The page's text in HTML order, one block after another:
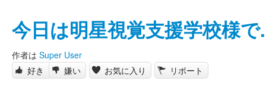
今日は明星視覚支援学校様で
作者は Super User
好き
嫌い お気に入り リポート